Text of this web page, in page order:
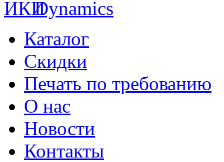
Каталог
Cкидки
Печать по требованию
О нас
Новости
Контакты